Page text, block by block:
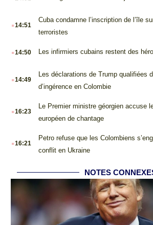
.14:51
Cuba condamne l’inscription de l’île
terroristes
.14:50 Les infirmiers cubains restent des
.14:49
Les déclarations de Trump qualifiées
d’ingérence en Colombie
.16:23
Le Premier ministre géorgien accuse
européen de chantage
.16:21
Petro refuse que les Colombiens
conflit en Ukraine
NOTES